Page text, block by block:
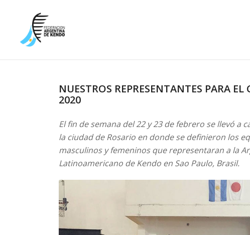
NUESTROS REPRESENTANTES PARA
2020
El fin de semana del 22 y 23 de febrero se llevó a
la ciudad de Rosario en donde se definieron los
masculinos y femeninos que representaran a la
Latinoamericano de Kendo en Sao Paulo, Brasil.